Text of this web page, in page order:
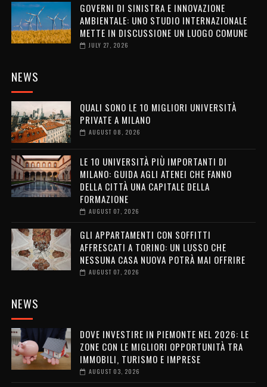
GOVERNI DI SINISTRA E INNOVAZIONE
AMBIENTALE: UNO STUDIO INTERNAZIONALE
METTE IN DISCUSSIONE UN LUOGO COMUNE
JULY 27, 2026
NEWS
QUALI SONO LE 10 MIGLIORI UNIVERSITÀ
PRIVATE A MILANO
AUGUST 08, 2026
LE 10 UNIVERSITÀ PIÙ IMPORTANTI DI
MILANO: GUIDA AGLI ATENEI CHE FANNO
DELLA CITTÀ UNA CAPITALE DELLA
FORMAZIONE
AUGUST 07, 2026
GLI APPARTAMENTI CON SOFFITTI
AFFRESCATI A TORINO: UN LUSSO CHE
NESSUNA CASA NUOVA POTRÀ MAI OFFRIRE
AUGUST 07, 2026
NEWS
DOVE INVESTIRE IN PIEMONTE NEL 2026: LE
ZONE CON LE MIGLIORI OPPORTUNITÀ TRA
IMMOBILI, TURISMO E IMPRESE
AUGUST 03, 2026